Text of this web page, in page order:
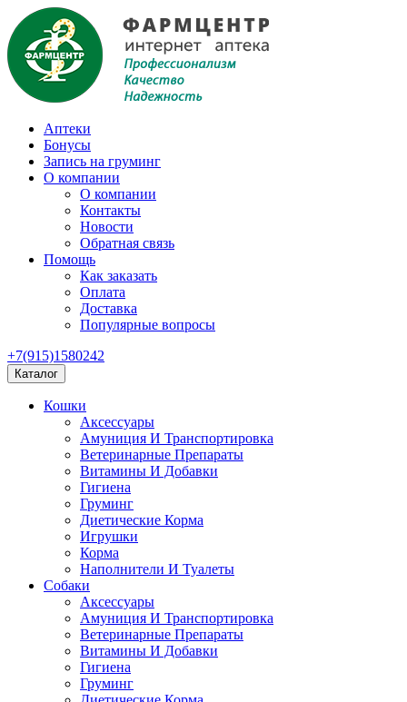
Аптеки
Бонусы
Запись на груминг
О компании
О компании
Контакты
Новости
Обратная связь
Помощь
Как заказать
Оплата
Доставка
Популярные вопросы
+7(915)1580242
Каталог
Кошки
Аксессуары
Амуниция И Транспортировка
Ветеринарные Препараты
Витамины И Добавки
Гигиена
Груминг
Диетические Корма
Игрушки
Корма
Наполнители И Туалеты
Собаки
Аксессуары
Амуниция И Транспортировка
Ветеринарные Препараты
Витамины И Добавки
Гигиена
Груминг